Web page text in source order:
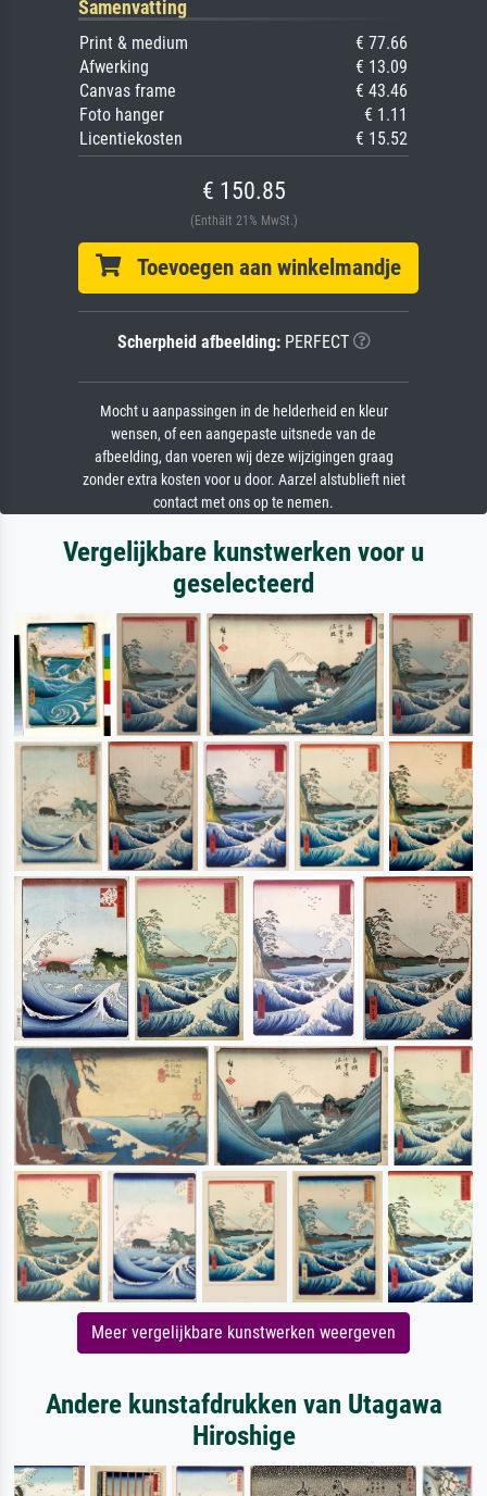
Samenvatting
Print & medium
€ 77.66
Afwerking
€ 13.09
Canvas frame
€ 43.46
Foto hanger
€ 1.11
Licentiekosten
€ 15.52
€ 150.85
(Enthält 21% MwSt.)
Toevoegen aan winkelmandje
Scherpheid afbeelding:PERFECT
Mocht u aanpassingen in de helderheid en kleur
wensen, of een aangepaste uitsnede van de
afbeelding, dan voeren wij deze wijzigingen graag
zonder extra kosten voor u door. Aarzel alstublieft niet
contact met ons op te nemen.
Vergelijkbare kunstwerken voor u
geselecteerd
Meer vergelijkbare kunstwerken weergeven
Andere kunstafdrukken van Utagawa
Hiroshige